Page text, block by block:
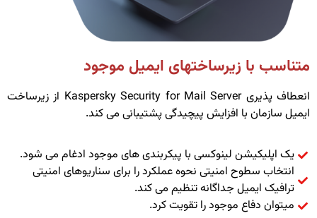
متناسب با زیرساختهای ایمیل موجود
انعطاف پذیری Kaspersky Security for Mail Server از زیرساخت
ایمیل سازمان با افزایش پیچیدگی پشتیبانی می کند.
یک اپلیکیشن لینوکسی با پیکربندی های موجود ادغام می شود.
انتخاب سطوح امنیتی نحوه عملکرد را برای سناریوهای امنیتی
ترافیک ایمیل جداگانه تنظیم می کند.
میتوان دفاع موجود را تقویت کرد.